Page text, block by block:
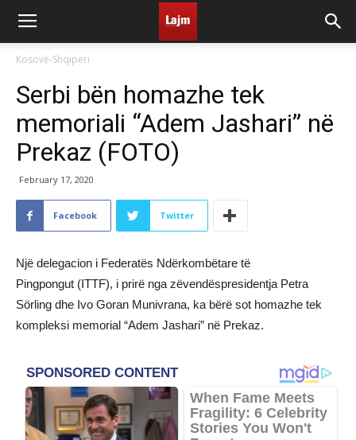
Kosovë-Shqipëri
Serbi bën homazhe tek
memoriali “Adem Jashari” në
Prekaz (FOTO)
February 17, 2020
Facebook Twitter
Një delegacion i Federatës Ndërkombëtare të
Pingpongut (ITTF), i prirë nga zëvendëspresidentja Petra
Sörling dhe Ivo Goran Munivrana, ka bërë sot homazhe tek
kompleksi memorial “Adem Jashari” në Prekaz.